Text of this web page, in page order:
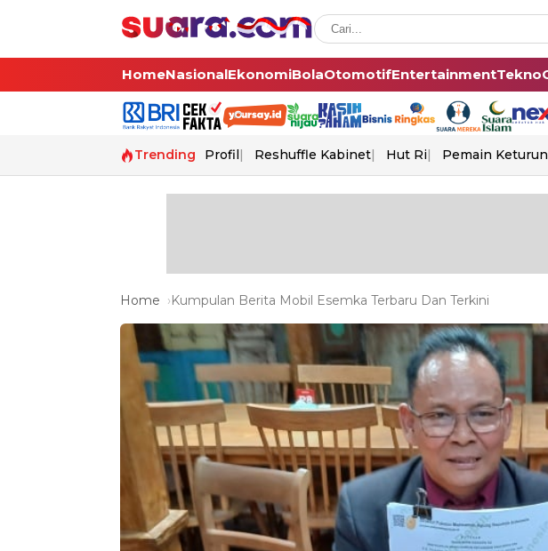
HomeNasionalEkonomiBolaOtomotifEntertainmentTekno
Trending Profil Reshuffle Kabinet Hut Ri Pemain
Home Kumpulan Berita Mobil Esemka Terbaru Dan Terkini